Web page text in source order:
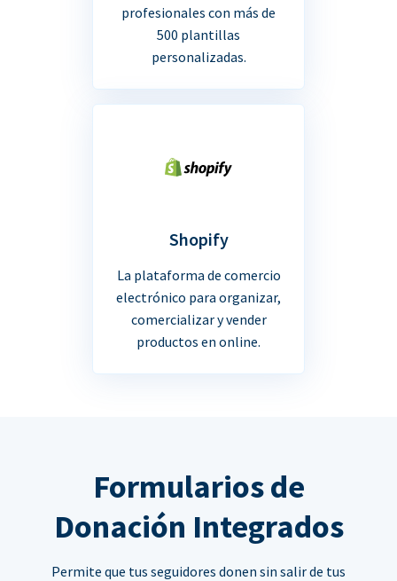
profesionales con más de
500 plantillas
personalizadas.
Shopify
La plataforma de comercio
electrónico para organizar,
comercializar y vender
productos en online.
Formularios de
Donación Integrados
Permite que tus seguidores donen sin salir de tus